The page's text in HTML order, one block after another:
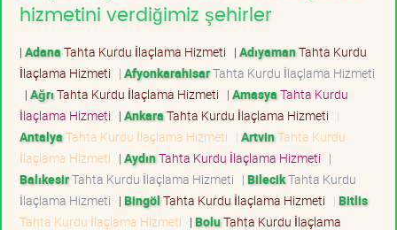
hizmetini verdiğimiz şehirler
| AdanaTahta Kurdu İlaçlama Hizmeti | AdıyamanTahta Kurdu
İlaçlama Hizmeti | AfyonkarahisarTahta Kurdu İlaçlama Hizmeti
| AğrıTahta Kurdu İlaçlama Hizmeti | AmasyaTahta Kurdu
İlaçlama Hizmeti | AnkaraTahta Kurdu İlaçlama Hizmeti |
AntalyaTahta Kurdu İlaçlama Hizmeti | ArtvinTahta Kurdu
İlaçlama Hizmeti | AydınTahta Kurdu İlaçlama Hizmeti |
BalıkesirTahta Kurdu İlaçlama Hizmeti | BilecikTahta Kurdu
İlaçlama Hizmeti | BingölTahta Kurdu İlaçlama Hizmeti | Bitlis
Tahta Kurdu İlaçlama Hizmeti | BoluTahta Kurdu İlaçlama